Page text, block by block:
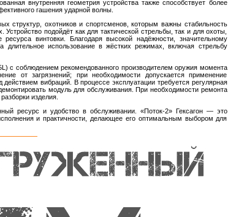
внутренняя геометрия устройства также способствует более
гашения ударной волны.
структур, охотников и спортсменов, которым важны стабильность
подойдёт как для тактической стрельбы, так и для охоты,
винтовки. Благодаря высокой надёжности, значительному
длительное использование в жёстких режимах, включая стрельбу
с соблюдением рекомендованного производителем оружия момента
от загрязнений; при необходимости допускается применение
вибраций. В процессе эксплуатации требуется регулярная
модуль для обслуживания. При необходимости ремонта
изделия.
ресурс и удобство в обслуживании. «Поток-2» Гексагон — это
и практичности, делающее его оптимальным выбором для